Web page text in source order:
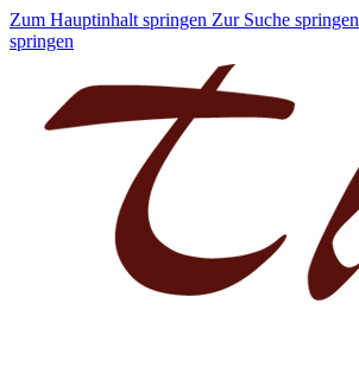
Zum Hauptinhalt springen Zur Suche springen
springen